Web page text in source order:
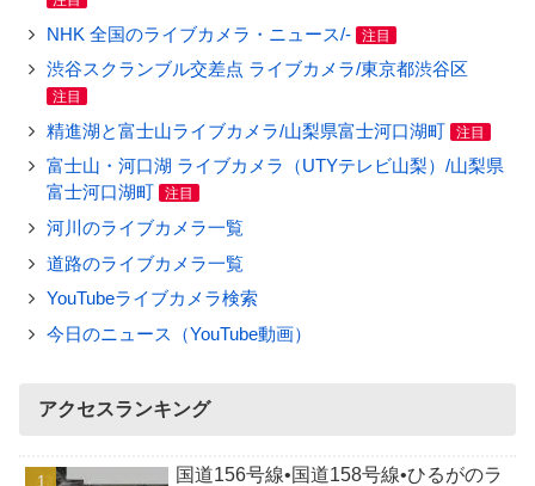
NHK 全国のライブカメラ・ニュース/- 注目
渋谷スクランブル交差点 ライブカメラ/東京都渋谷区
注目
精進湖と富士山ライブカメラ/山梨県富士河口湖町 注目
富士山・河口湖 ライブカメラ（UTYテレビ山梨）/山梨県
富士河口湖町
注目
河川のライブカメラ一覧
道路のライブカメラ一覧
YouTubeライブカメラ検索
今日のニュース（YouTube動画）
アクセスランキング
国道156号線•国道158号線•ひるがのラ